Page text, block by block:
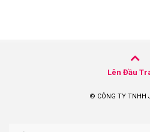
Lên Đầu
© CÔNG TY TNHH